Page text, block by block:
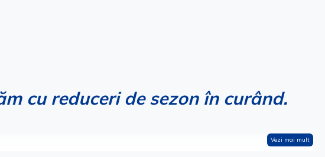
cu reduceri de sezon în curând.
Vezi mai mult